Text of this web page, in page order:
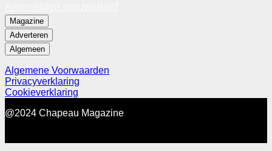
Magazine
Adverteren
Algemeen
Algemene Voorwaarden
Privacyverklaring
Cookieverklaring
@2024 Chapeau Magazine